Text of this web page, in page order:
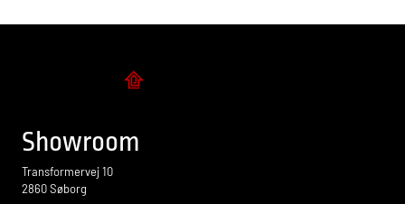
Showroom
Transformervej 10
2860 Søborg